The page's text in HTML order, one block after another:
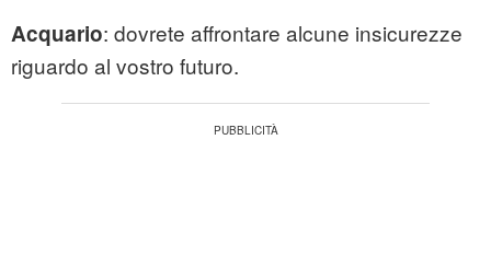
Acquario: dovrete affrontare alcune insicurezze
riguardo al vostro futuro.